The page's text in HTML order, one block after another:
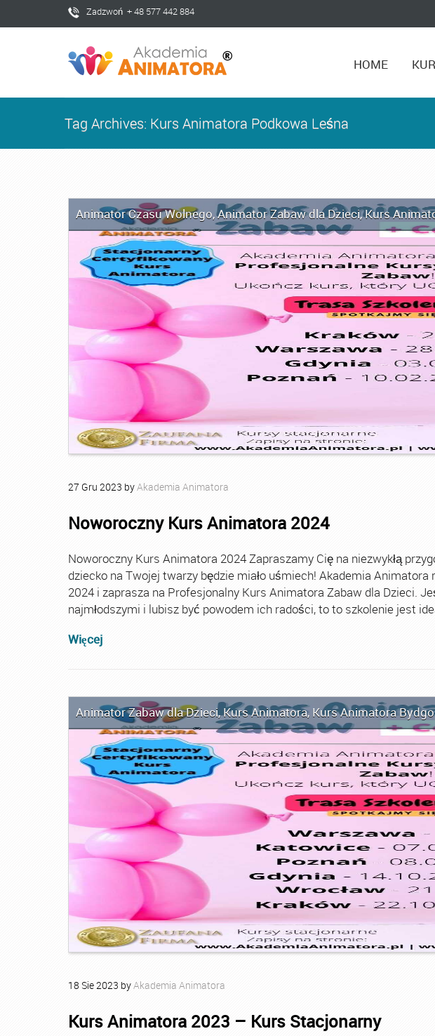
Zadzwoń + 48 577 442 884
HOME
Tag Archives: Kurs Animatora Podkowa Leśna
Animator Czasu Wolnego,Animator Zabaw dla Dzieci,Kurs
27 Gru 2023 byAkademia Animatora
Noworoczny Kurs Animatora 2024
Noworoczny Kurs Animatora 2024 Zapraszamy Cię na niezwykłą
dziecko na Twojej twarzy będzie miało uśmiech! Akademia
2024 i zaprasza na Profesjonalny Kurs Animatora Zabaw dla Dzieci.
najmłodszymi i lubisz być powodem ich radości, to to szkolenie jest
Więcej
Animator Zabaw dla Dzieci,Kurs Animatora, Kurs Animatora
18 Sie2023 byAkademia Animatora
Kurs Animatora 2023 – Kurs Stacjonarny